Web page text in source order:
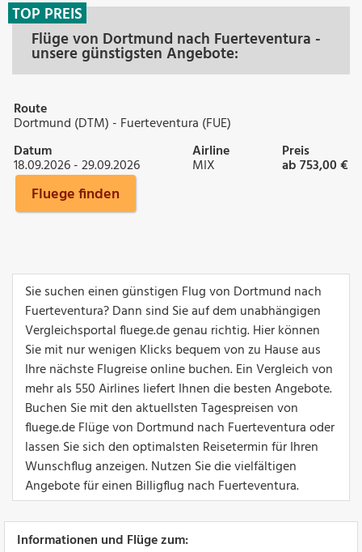
Flüge von Dortmund nach Fuerteventura -
unsere günstigsten Angebote:
TOP PREIS
Route
Dortmund (DTM) - Fuerteventura (FUE)
Datum
18.09.2026 - 29.09.2026
Airline
MIX
Preis
ab 753,00 €
Fluege finden
Sie suchen einen günstigen Flug von Dortmund nach
Fuerteventura? Dann sind Sie auf dem unabhängigen
Vergleichsportal fluege.de genau richtig. Hier können
Sie mit nur wenigen Klicks bequem von zu Hause aus
Ihre nächste Flugreise online buchen. Ein Vergleich von
mehr als 550 Airlines liefert Ihnen die besten Angebote.
Buchen Sie mit den aktuellsten Tagespreisen von
fluege.de Flüge von Dortmund nach Fuerteventura oder
lassen Sie sich den optimalsten Reisetermin für Ihren
Wunschflug anzeigen. Nutzen Sie die vielfältigen
Angebote für einen Billigflug nach Fuerteventura.
Informationen und Flüge zum: